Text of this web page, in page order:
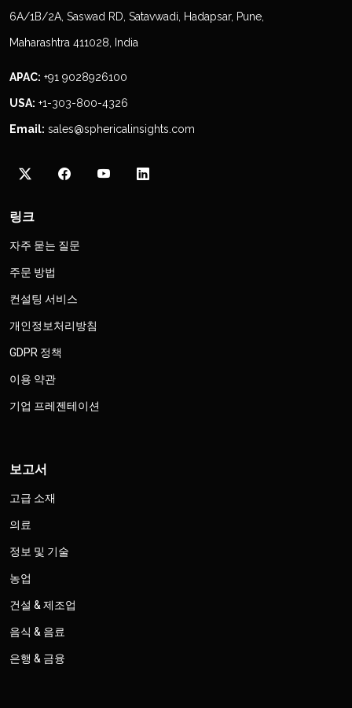
6A/1B/2A, Saswad RD, Satavwadi, Hadapsar, Pune,
Maharashtra 411028, India
APAC: +91 9028926100
USA: +1-303-800-4326
Email: sales@sphericalinsights.com
링크
자주 묻는 질문
주문 방법
컨설팅 서비스
개인정보처리방침
GDPR 정책
이용 약관
기업 프레젠테이션
보고서
고급 소재
의료
정보 및 기술
농업
건설 & 제조업
음식 & 음료
은행 & 금융